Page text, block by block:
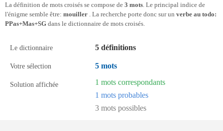
La définition de mots croisés se compose de 3 mots. Le principal indice de
l'énigme semble être: mouiller . La recherche porte donc sur un verbe au todo:
PPas+Mas+SG dans le dictionnaire de mots croisés.
Le dictionnaire 5 définitions
Votre sélection 5 mots
Solution affichée
1 mots correspondants
1 mots probables
3 mots possibles